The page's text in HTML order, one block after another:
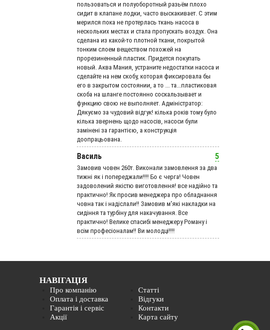
пользоваться и полуоборотный разьём плохо
сидит в клапане лодки, часто выскакивает. С этим
мерился пока не протерлась ткань насоса в
нескольких местах и стала пропускать воздух. Она
сделана из какой-то плотной ткани, покрытой
тонким слоем веществом похожей на
прорезиненный пластик. Придется покупать
новый. Аква Мания, устраните недостатки насоса и
сделайте на нем скобу, которая фиксировала бы
его в закрытом состоянии, а то ... та...пластиковая
скоба на шланге постоянно соскальзывает и
функцию свою не выполняет. Адмiнiстратор:
Дякуємо за чудовий вiдгук! кілька років тому було
кілька звернень щодо насосів, насоси були
замінені за гарантією, а конструкція
доопрацьована.
Василь 5
Замовив човен 260т. Виконали замовлення за два
тижні як і попереджали!!!! Бо є черга! Човен
задоволений якістю виготовлення! все надійно та
практично! Як просив менеджера про обладнання
човна так і надіслали!! Замовив м'які накладки на
сидіння та турбіну для накачування. Все
практично! Велике спасибі менеджеру Роману і
всім професіоналам!! Ви молодці!!!!
НАВІГАЦІЯ
Про компанію
Оплата і доставка
Гарантія і сервіс
Акції
Статті
Відгуки
Контакти
Карта сайту